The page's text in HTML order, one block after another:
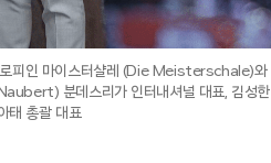
로피인 마이스터샬레 (Die Meisterschale)와
분데스리가 인터내셔널 대표, 김성한
태 총괄 대표